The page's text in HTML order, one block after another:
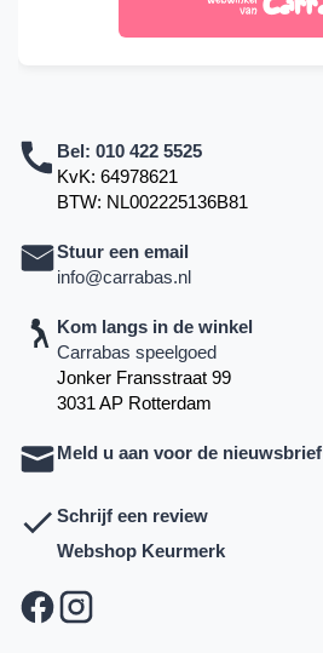
Bel: 010 422 5525
KvK: 64978621
BTW: NL002225136B81
Stuur een email
info@carrabas.nl
Kom langs in de winkel
Carrabas speelgoed
Jonker Fransstraat 99
3031 AP Rotterdam
Meld u aan voor de nieuwsbrief
Schrijf een review
Webshop Keurmerk